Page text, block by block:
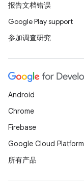
报告文档错误
Google Play support
参加调查研究
Android
Chrome
Firebase
Google Cloud Platform
所有产品